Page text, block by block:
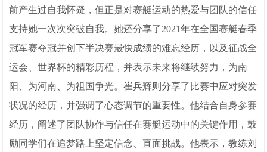
前产生过自我怀疑，但正是对赛艇运动的热爱与团队的信任
支持她一次次突破自我。她还分享了2021年在全国赛艇春季
冠军赛夺冠并创下半决赛最快成绩的难忘经历，以及征战全
运会、世界杯的精彩历程，并表示未来将继续努力，为南
阳、为河南、为祖国争光。崔兵辉则分享了比赛中应对突发
状况的经历，并强调了心态调节的重要性。他结合自身参赛
经历，阐述了团队协作与信任在赛艇运动中的关键作用，鼓
励同学们在追梦路上坚定信念、直面挑战。他表示，教练刘